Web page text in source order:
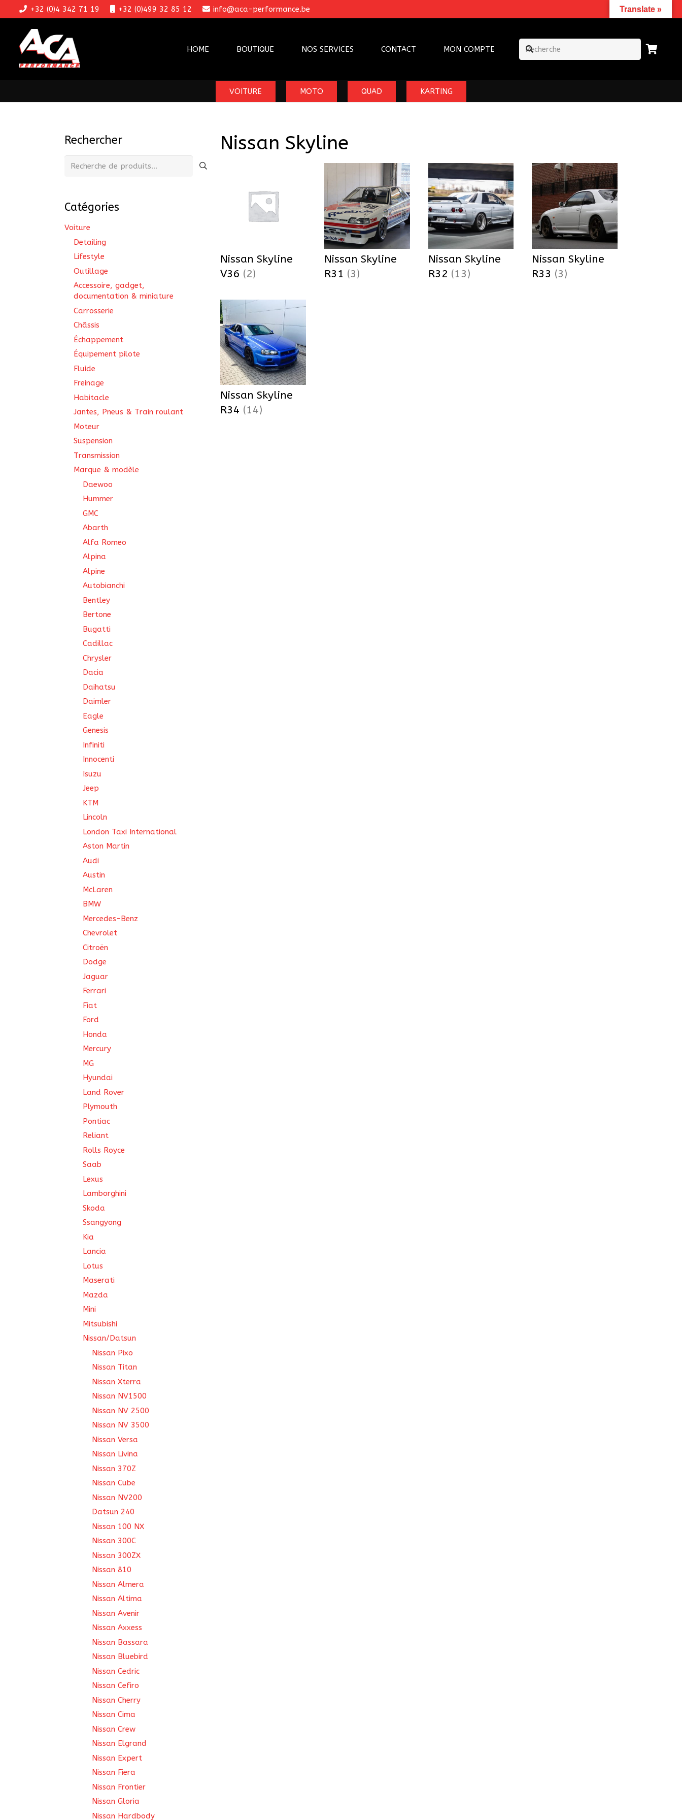
+32 (0)4 342 71 19 +32 (0)499 32 85 12 info@aca-performance.be
HOME BOUTIQUE NOS SERVICES CONTACT MON COMPTE
VOITURE MOTO QUAD KARTING
Nissan Skyline
Nissan Skyline
V36 (2)
Nissan Skyline
R31 (3)
Nissan Skyline
R32 (13)
Nissan Skyline
R33 (3)
Nissan Skyline
R34 (14)
Rechercher
Recherche
Catégories
Voiture
Detailing
Lifestyle
Outillage
Accessoire, gadget,
documentation & miniature
Carrosserie
Châssis
Échappement
Équipement pilote
Fluide
Freinage
Habitacle
Jantes, Pneus & Train roulant
Moteur
Suspension
Transmission
Marque & modèle
Daewoo
Hummer
GMC
Abarth
Alfa Romeo
Alpina
Alpine
Autobianchi
Bentley
Bertone
Bugatti
Cadillac
Chrysler
Dacia
Daihatsu
Daimler
Eagle
Genesis
Infiniti
Innocenti
Isuzu
Jeep
KTM
Lincoln
London Taxi International
Aston Martin
Audi
Austin
McLaren
BMW
Mercedes-Benz
Chevrolet
Citroën
Dodge
Jaguar
Ferrari
Fiat
Ford
Honda
Mercury
MG
Hyundai
Land Rover
Plymouth
Pontiac
Reliant
Rolls Royce
Saab
Lexus
Lamborghini
Skoda
Ssangyong
Kia
Lancia
Lotus
Maserati
Mazda
Mini
Mitsubishi
Nissan/Datsun
Nissan Pixo
Nissan Titan
Nissan Xterra
Nissan NV1500
Nissan NV 2500
Nissan NV 3500
Nissan Versa
Nissan Livina
Nissan 370Z
Nissan Cube
Nissan NV200
Datsun 240
Nissan 100 NX
Nissan 300C
Nissan 300ZX
Nissan 810
Nissan Almera
Nissan Altima
Nissan Avenir
Nissan Axxess
Nissan Bassara
Nissan Bluebird
Nissan Cedric
Nissan Cefiro
Nissan Cherry
Nissan Cima
Nissan Crew
Nissan Elgrand
Nissan Expert
Nissan Fiera
Nissan Frontier
Nissan Gloria
Nissan Hardbody
Translate »